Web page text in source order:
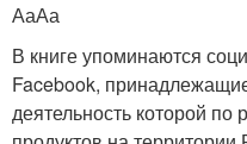
АаАа
В книге упоминаются
Facebook,
деятельность которой